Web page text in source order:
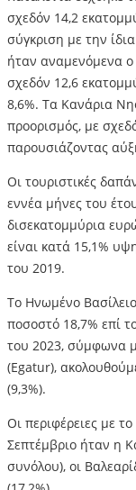
σχεδόν 14,2
σύγκριση με την
ήταν αναμενόμενα ο
σχεδόν 12,6
8,6%. Τα Κανάρια
προορισμός, με
παρουσιάζοντας
Οι τουριστικές
εννέα μήνες του
δισεκατομμύρια
είναι κατά 15,1%
του 2019.
Το Ηνωμένο
ποσοστό 18,7% επί
του 2023, σύμφωνα
(Egatur),
(9,3%).
Οι περιφέρειες με
Σεπτέμβριο ήταν η
συνόλου), οι